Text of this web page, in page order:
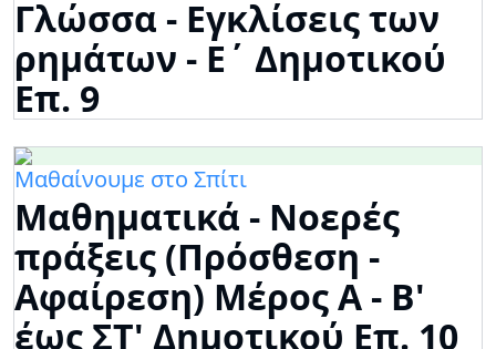
Γλώσσα - Εγκλίσεις των
ρημάτων - Ε΄ Δημοτικού
Επ. 9
Μαθαίνουμε στο Σπίτι
Μαθηματικά - Νοερές
πράξεις (Πρόσθεση -
Αφαίρεση) Μέρος Α - Β'
έως ΣΤ' Δημοτικού Επ. 10